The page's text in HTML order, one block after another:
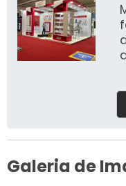
Galeria de